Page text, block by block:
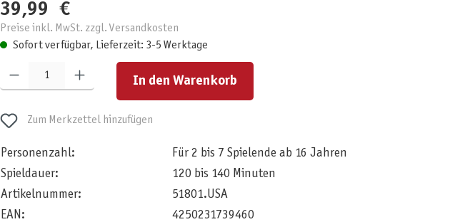
39,99 €
Preise inkl. MwSt. zzgl. Versandkosten
Sofort verfügbar, Lieferzeit: 3-5 Werktage
Produkt Anzahl: Gib den gewünschten Wert ein oder benutze die Schaltflächen um die Anzahl zu erhöhen oder zu reduzieren.
In den Warenkorb
Zum Merkzettel hinzufügen
Personenzahl:
Für 2 bis 7 Spielende ab 16 Jahren
Spieldauer:
120 bis 140 Minuten
Artikelnummer:
51801.USA
EAN:
4250231739460